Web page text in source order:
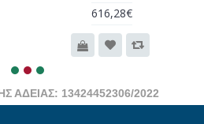
616,28€
ΑΔΕΙΑΣ: 13424452306/2022